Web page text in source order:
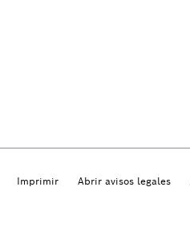
Imprimir Abrir avisos legales